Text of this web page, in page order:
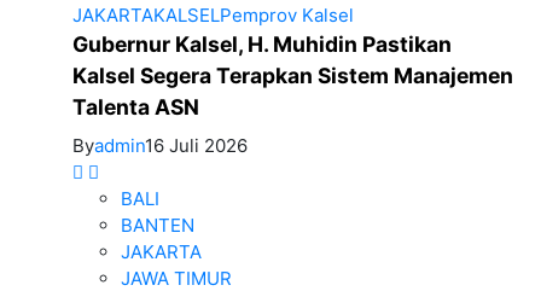
JAKARTAKALSELPemprov Kalsel
Gubernur Kalsel, H. Muhidin Pastikan
Kalsel Segera Terapkan Sistem Manajemen
Talenta ASN
Byadmin16 Juli 2026
BALI
BANTEN
JAKARTA
JAWA TIMUR